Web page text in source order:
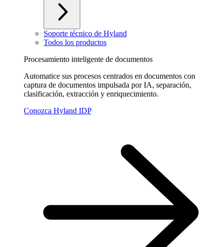
Soporte técnico de Hyland
Todos los productos
Procesamiento inteligente de documentos
Automatice sus procesos centrados en documentos con
captura de documentos impulsada por IA, separación,
clasificación, extracción y enriquecimiento.
Conozca Hyland IDP